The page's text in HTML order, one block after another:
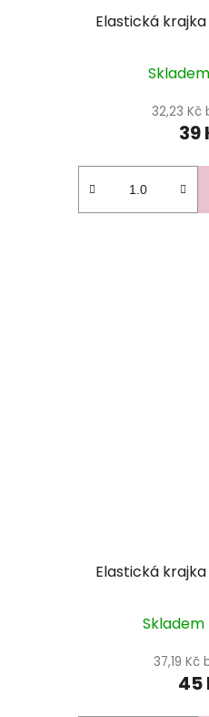
Elastická
Skladem
32,23 Kč
39
Elastická
Skladem
37,19 Kč
45